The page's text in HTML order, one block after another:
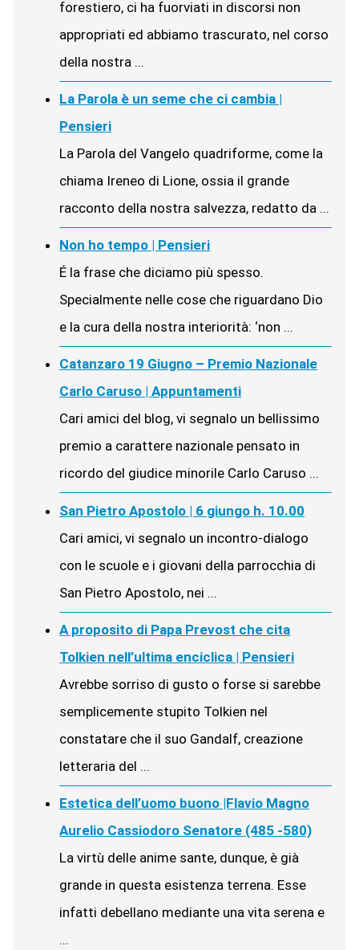
forestiero, ci ha fuorviati in discorsi non
appropriati ed abbiamo trascurato, nel corso
della nostra ...
La Parola è un seme che ci cambia |
Pensieri
La Parola del Vangelo quadriforme, come la
chiama Ireneo di Lione, ossia il grande
racconto della nostra salvezza, redatto da ...
Non ho tempo | Pensieri
É la frase che diciamo più spesso.
Specialmente nelle cose che riguardano Dio
e la cura della nostra interiorità: ‘non ...
Catanzaro 19 Giugno – Premio Nazionale
Carlo Caruso | Appuntamenti
Cari amici del blog, vi segnalo un bellissimo
premio a carattere nazionale pensato in
ricordo del giudice minorile Carlo Caruso ...
San Pietro Apostolo | 6 giungo h. 10.00
Cari amici, vi segnalo un incontro-dialogo
con le scuole e i giovani della parrocchia di
San Pietro Apostolo, nei ...
A proposito di Papa Prevost che cita
Tolkien nell’ultima enciclica | Pensieri
Avrebbe sorriso di gusto o forse si sarebbe
semplicemente stupito Tolkien nel
constatare che il suo Gandalf, creazione
letteraria del ...
Estetica dell’uomo buono |Flavio Magno
Aurelio Cassiodoro Senatore (485 -580)
La virtù delle anime sante, dunque, è già
grande in questa esistenza terrena. Esse
infatti debellano mediante una vita serena e
...